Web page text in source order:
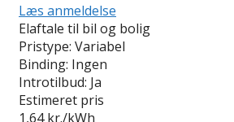
Læs anmeldelse
Elaftale til bil og bolig
Pristype: Variabel
Binding: Ingen
Introtilbud: Ja
Estimeret pris
1,64 kr./kWh